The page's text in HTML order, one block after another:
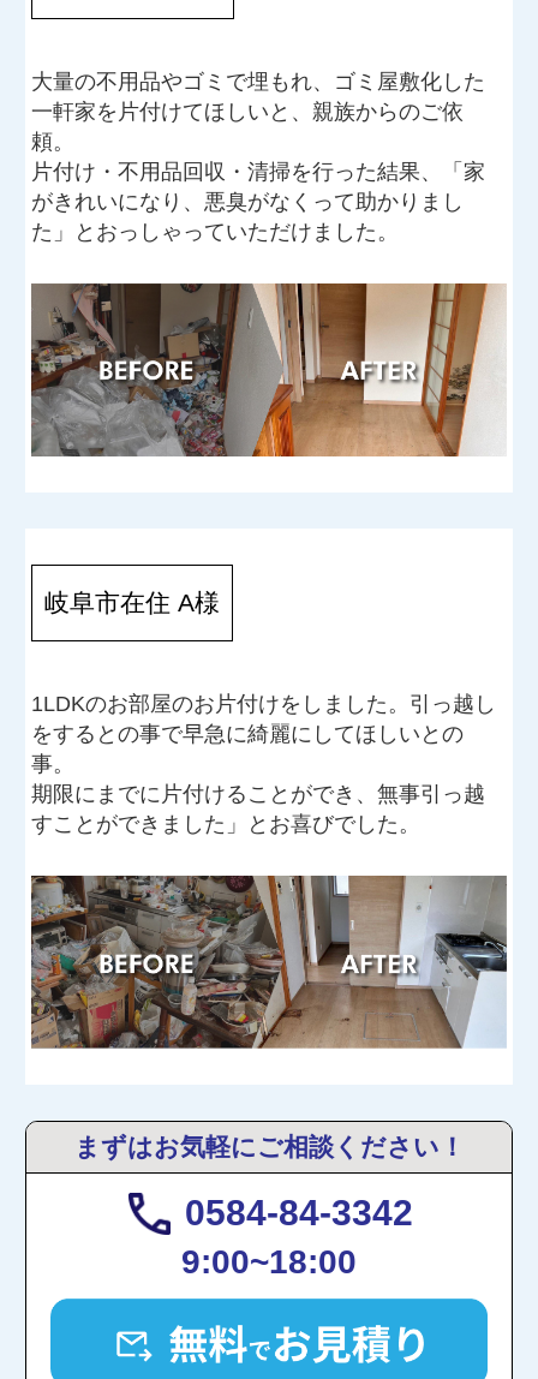
大量の不用品やゴミで埋もれ、ゴミ屋敷化した
一軒家を片付けてほしいと、親族からのご依
頼。
片付け・不用品回収・清掃を行った結果、「家
がきれいになり、悪臭がなくって助かりまし
た」とおっしゃっていただけました。
岐阜市在住 A様
1LDKのお部屋のお片付けをしました。引っ越し
をするとの事で早急に綺麗にしてほしいとの
事。
期限にまでに片付けることができ、無事引っ越
すことができました」とお喜びでした。
まずはお気軽にご相談ください！
0584-84-3342
9:00~18:00